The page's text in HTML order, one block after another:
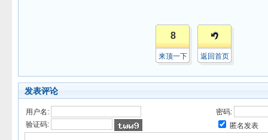
8
来顶一下 返回首页
发表评论
用户名:
密码:
验证码:
匿名发表